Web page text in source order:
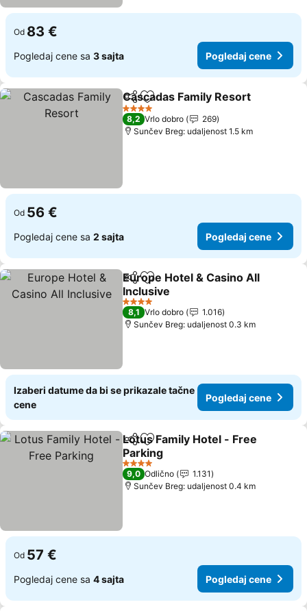
Od 83 €
Pogledaj cene sa 3 sajta Pogledaj cene
Deli Dodati u favorite
Cascadas Family Resort
4 Zvezdice
8,2 Vrlo dobro
269
Sunčev Breg: udaljenost 1.5 km
Od 56 €
Pogledaj cene sa 2 sajta Pogledaj cene
Deli Dodati u favorite
Europe Hotel & Casino All
Inclusive
4 Zvezdice
8,1 Vrlo dobro
1.016
Sunčev Breg: udaljenost 0.3 km
Izaberi datume da bi se prikazale tačne
cene
Pogledaj cene
Deli Dodati u favorite
Lotus Family Hotel - Free
Parking
4 Zvezdice
9,0 Odlično
1.131
Sunčev Breg: udaljenost 0.4 km
Od 57 €
Pogledaj cene sa 4 sajta Pogledaj cene